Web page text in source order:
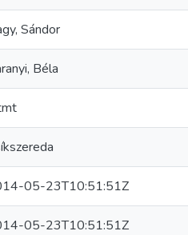
Sándor
Béla
05-23T10:51:51Z
05-23T10:51:51Z